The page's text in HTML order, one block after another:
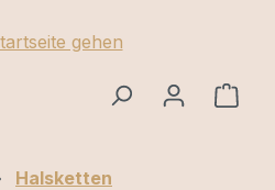
Halsketten